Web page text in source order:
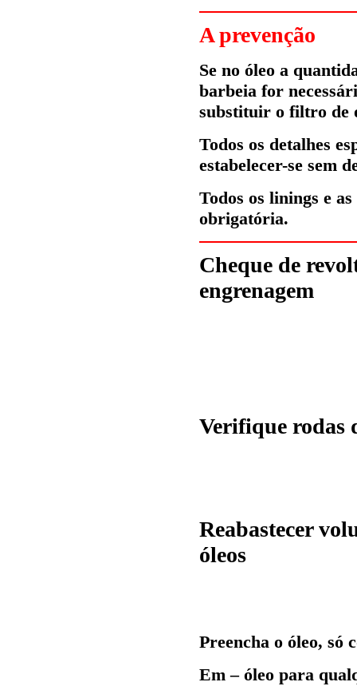
A prevenção
Se no óleo a
barbeia for
substituir o filtro de
Todos os detalhes
estabelecer-se sem
Todos os linings e
obrigatória.
Cheque de
engrenagem
Verifique rodas
Reabastecer
óleos
Preencha o óleo, só
Em – óleo para